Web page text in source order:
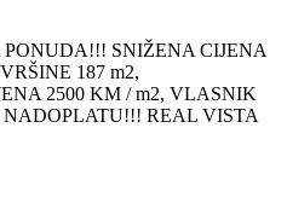
SNIŽENA CIJENA
187 m2,
2500 KM / m2, VLASNIK
REAL VISTA